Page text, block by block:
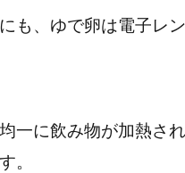
も、ゆで卵は電子レ
一に飲み物が加熱さ
。